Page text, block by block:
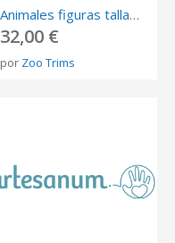
Animales figuras talladas esculturas madera
32,00 €
por Zoo Trims